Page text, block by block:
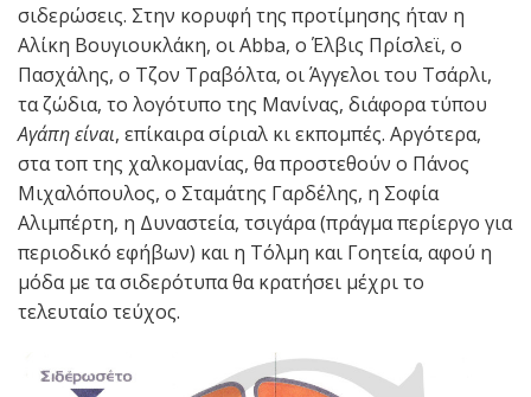
σιδερώσεις. Στην κορυφή της προτίμησης ήταν η
Αλίκη Βουγιουκλάκη, οι Αbba, ο Έλβις Πρίσλεϊ, ο
Πασχάλης, ο Τζον Τραβόλτα, οι Άγγελοι του Τσάρλι,
τα ζώδια, το λογότυπο της Μανίνας, διάφορα τύπου
Αγάπη είναι, επίκαιρα σίριαλ κι εκπομπές. Αργότερα,
στα τοπ της χαλκομανίας, θα προστεθούν ο Πάνος
Μιχαλόπουλος, ο Σταμάτης Γαρδέλης, η Σοφία
Αλιμπέρτη, η Δυναστεία, τσιγάρα (πράγμα περίεργο για
περιοδικό εφήβων) και η Τόλμη και Γοητεία, αφού η
μόδα με τα σιδερότυπα θα κρατήσει μέχρι το
τελευταίο τεύχος.